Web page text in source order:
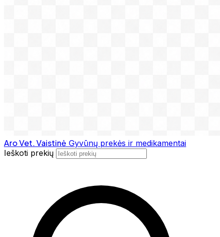
Aro Vet. Vaistinė Gyvūnų prekės ir medikamentai
Ieškoti prekių